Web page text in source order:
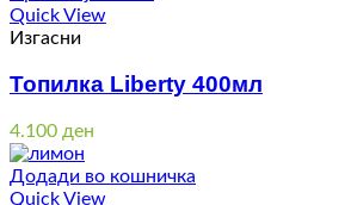
Quick View
Изгасни
Топилка Liberty 400мл
4.100 ден
Додади во кошничка
Quick View